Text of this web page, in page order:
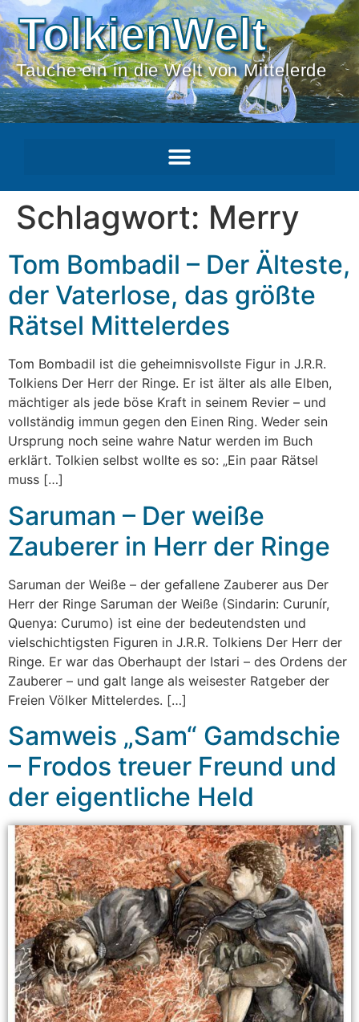
TolkienWelt
Tauche ein in die Welt von Mittelerde
Schlagwort: Merry
Tom Bombadil – Der Älteste,
der Vaterlose, das größte
Rätsel Mittelerdes
Tom Bombadil ist die geheimnisvollste Figur in J.R.R.
Tolkiens Der Herr der Ringe. Er ist älter als alle Elben,
mächtiger als jede böse Kraft in seinem Revier – und
vollständig immun gegen den Einen Ring. Weder sein
Ursprung noch seine wahre Natur werden im Buch
erklärt. Tolkien selbst wollte es so: „Ein paar Rätsel
muss […]
Saruman – Der weiße
Zauberer in Herr der Ringe
Saruman der Weiße – der gefallene Zauberer aus Der
Herr der Ringe Saruman der Weiße (Sindarin: Curunír,
Quenya: Curumo) ist eine der bedeutendsten und
vielschichtigsten Figuren in J.R.R. Tolkiens Der Herr der
Ringe. Er war das Oberhaupt der Istari – des Ordens der
Zauberer – und galt lange als weisester Ratgeber der
Freien Völker Mittelerdes. […]
Samweis „Sam“ Gamdschie
– Frodos treuer Freund und
der eigentliche Held